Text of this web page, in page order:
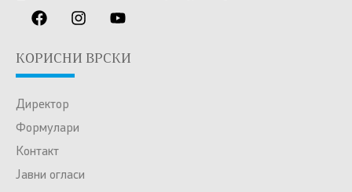
КОРИСНИ ВРСКИ
Директор
Формулари
Контакт
Јавни огласи